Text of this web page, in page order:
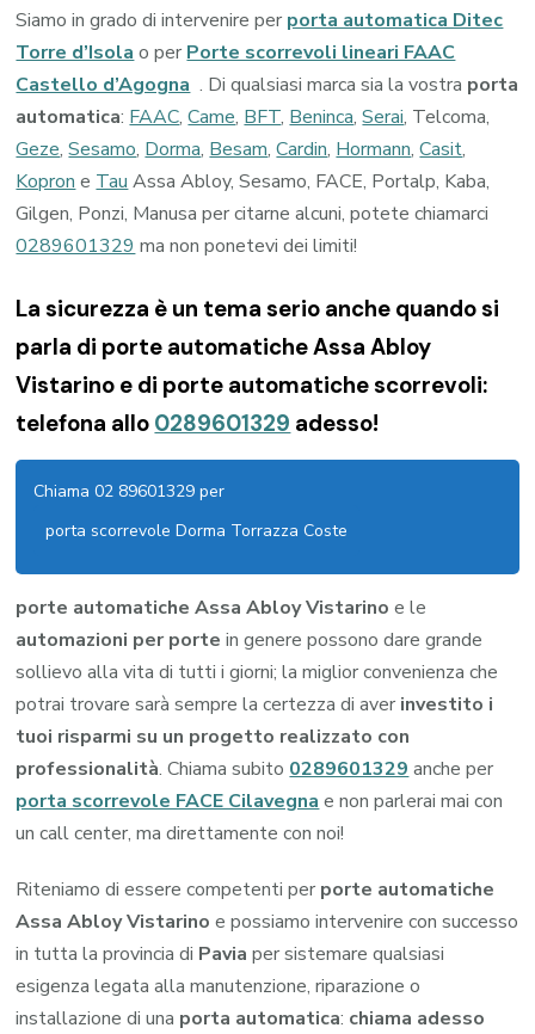
Siamo in grado di intervenire per porta automatica Ditec
Torre d’Isola o per Porte scorrevoli lineari FAAC
Castello d’Agogna . Di qualsiasi marca sia la vostra porta
automatica: FAAC,Came, BFT, Beninca,Serai, Telcoma,
Geze,Sesamo, Dorma, Besam,Cardin, Hormann,Casit,
Kopron e Tau Assa Abloy, Sesamo, FACE, Portalp, Kaba,
Gilgen, Ponzi, Manusa per citarne alcuni, potete chiamarci
0289601329 ma non ponetevi dei limiti!
La sicurezza è un tema serio anche quando si
parla di porte automatiche Assa Abloy
Vistarino e di porte automatiche scorrevoli:
telefona allo 0289601329 adesso!
Chiama 02 89601329 per
porta scorrevole Dorma Torrazza Coste
porte automatiche Assa Abloy Vistarinoe le
automazioni per portein genere possono dare grande
sollievo alla vita di tutti i giorni; la miglior convenienza che
potrai trovare sarà sempre la certezza di aver investito i
tuoi risparmi su un progetto realizzato con
professionalità. Chiama subito0289601329anche per
porta scorrevole FACE Cilavegnae non parlerai mai con
un call center, ma direttamente con noi!
Riteniamo di essere competenti per porte automatiche
Assa Abloy Vistarino e possiamo intervenire con successo
in tutta la provincia di Paviaper sistemare qualsiasi
esigenza legata alla manutenzione, riparazione o
installazione di una porta automatica: chiama adesso